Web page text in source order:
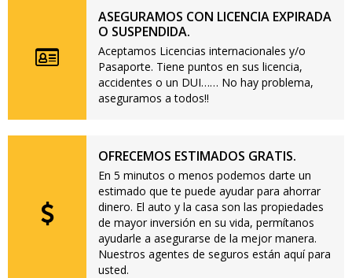
ASEGURAMOS CON LICENCIA EXPIRADA
O SUSPENDIDA.
Aceptamos Licencias internacionales y/o
Pasaporte. Tiene puntos en sus licencia,
accidentes o un DUI…… No hay problema,
aseguramos a todos!!
OFRECEMOS ESTIMADOS GRATIS.
En 5 minutos o menos podemos darte un
estimado que te puede ayudar para ahorrar
dinero. El auto y la casa son las propiedades
de mayor inversión en su vida, permítanos
ayudarle a asegurarse de la mejor manera.
Nuestros agentes de seguros están aquí para
usted.